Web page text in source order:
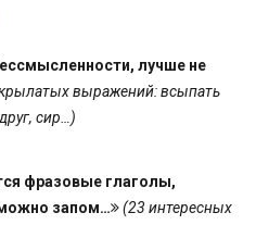
лучше не
выражений: всыпать
сир…)
фразовые глаголы,
запом…
(23 интересных